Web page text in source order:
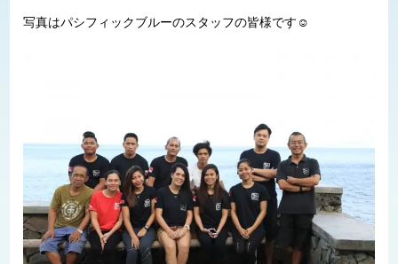
写真はパシフィックブルーのスタッフの皆様です☺